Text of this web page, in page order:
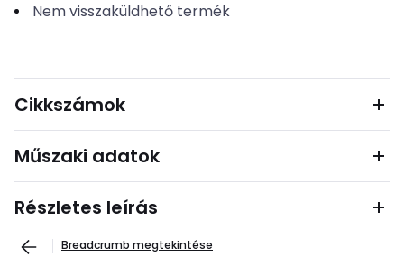
Nem visszaküldhető termék
Cikkszámok
Műszaki adatok
Részletes leírás
Breadcrumb megtekintése